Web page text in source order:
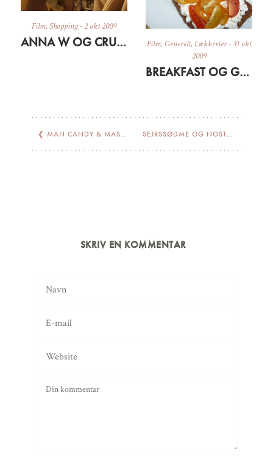
Film, Shopping-2 okt 2009
ANNA W OG CRUSH I COS Film, Generelt, Lækkerier-31 okt
2009
BREAKFAST OG GOD LØRDAG
❮ MAN CANDY & MASSER AF ACTION SEJRSSØDME OG NOSTALGITRIP I SOMMEREN ’92
SKRIV EN KOMMENTAR